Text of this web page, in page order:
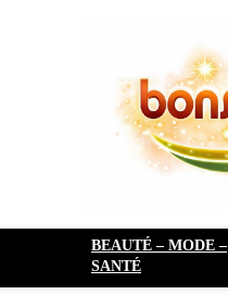
BEAUTÉ – MODE –
SANTÉ